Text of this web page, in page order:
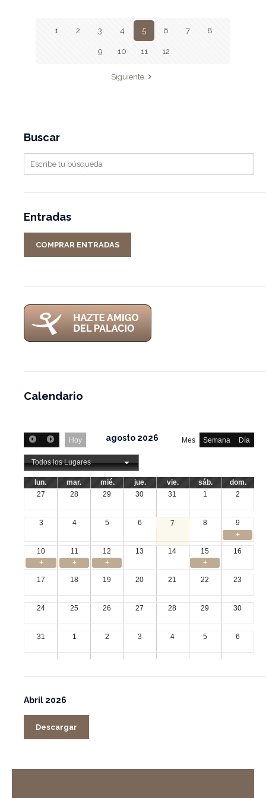
1 2 3 4 5 6 7 8
9 10 11 12
Siguiente
Buscar
Entradas
COMPRAR ENTRADAS
Calendario
Hoy Mes Semana Día
agosto 2026
Todos los Lugares
lun. mar. mié. jue. vie. sáb.
dom.
27
28 29 30 31 1 2
3 4 5 6 7 8
9
+
10
11 12 13 14 15
16
+
+ + +
17 18 19 20 21 22 23
24 25 26 27 28 29 30
31 1 2 3 4 5 6
Abril 2026
Descargar